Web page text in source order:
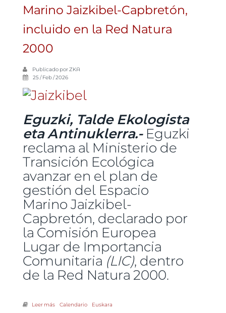
Marino Jaizkibel-Capbretón,
incluido en la Red Natura
2000
Publicado porZKA
25 / Feb / 2026
Eguzki, Talde Ekologista
eta Antinuklerra.-Eguzki
reclama al Ministerio de
Transición Ecológica
avanzar en el plan de
gestión del Espacio
Marino Jaizkibel-
Capbretón, declarado por
la Comisión Europea
Lugar de Importancia
Comunitaria (LIC), dentro
de la Red Natura 2000.
Leer mássobre Eguzki reclama avanzar en el plan de gestión del Espacio
Calendario Euskara